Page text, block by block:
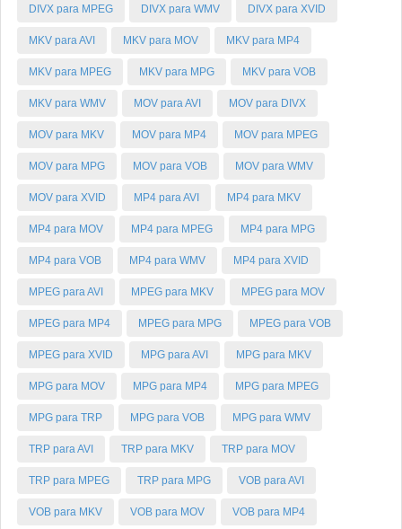
DIVX para MPEG DIVX para WMV DIVX para XVID
MKV para AVI MKV para MOV MKV para MP4
MKV para MPEG MKV para MPG MKV para VOB
MKV para WMV MOV para AVI MOV para DIVX
MOV para MKV MOV para MP4 MOV para MPEG
MOV para MPG MOV para VOB MOV para WMV
MOV para XVID MP4 para AVI MP4 para MKV
MP4 para MOV MP4 para MPEG MP4 para MPG
MP4 para VOB MP4 para WMV MP4 para XVID
MPEG para AVI MPEG para MKV MPEG para MOV
MPEG para MP4 MPEG para MPG MPEG para VOB
MPEG para XVID MPG para AVI MPG para MKV
MPG para MOV MPG para MP4 MPG para MPEG
MPG para TRP MPG para VOB MPG para WMV
TRP para AVI TRP para MKV TRP para MOV
TRP para MPEG TRP para MPG VOB para AVI
VOB para MKV VOB para MOV VOB para MP4